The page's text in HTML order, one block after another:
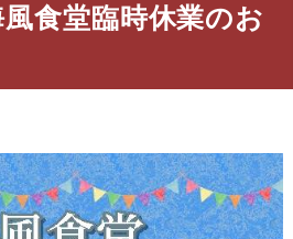
風食堂臨時休業のお